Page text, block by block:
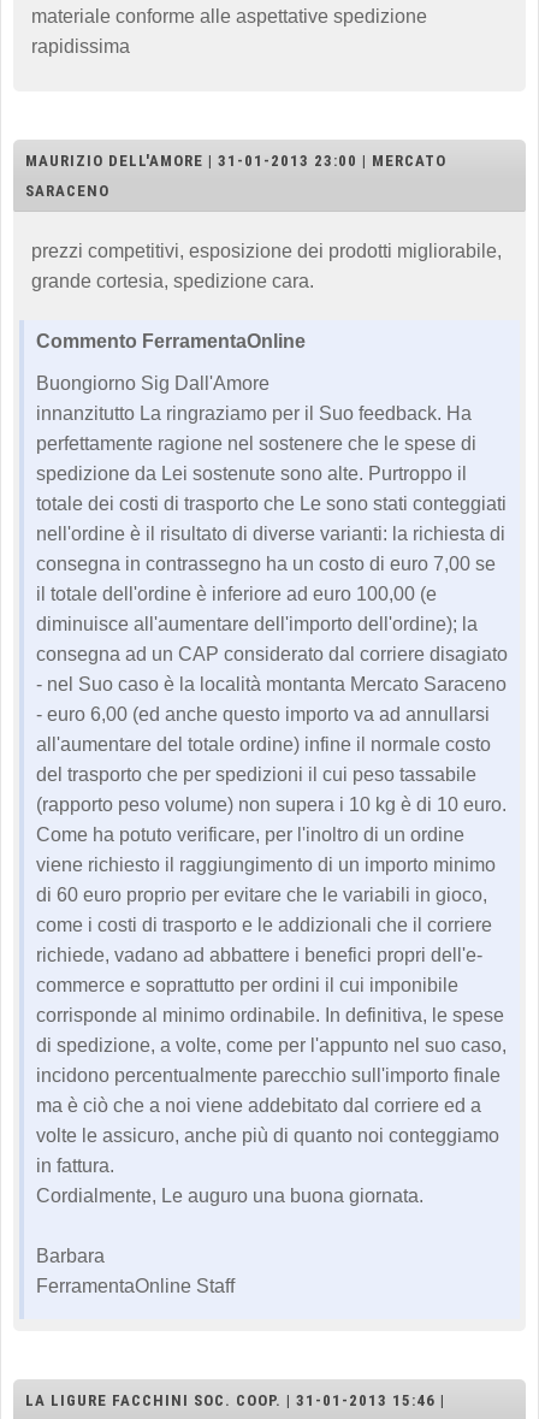
materiale conforme alle aspettative spedizione
rapidissima
MAURIZIO DELL'AMORE | 31-01-2013 23:00 | MERCATO
SARACENO
prezzi competitivi, esposizione dei prodotti migliorabile,
grande cortesia, spedizione cara.
Commento FerramentaOnline
Buongiorno Sig Dall'Amore
innanzitutto La ringraziamo per il Suo feedback. Ha
perfettamente ragione nel sostenere che le spese di
spedizione da Lei sostenute sono alte. Purtroppo il
totale dei costi di trasporto che Le sono stati conteggiati
nell'ordine è il risultato di diverse varianti: la richiesta di
consegna in contrassegno ha un costo di euro 7,00 se
il totale dell'ordine è inferiore ad euro 100,00 (e
diminuisce all'aumentare dell'importo dell'ordine); la
consegna ad un CAP considerato dal corriere disagiato
- nel Suo caso è la località montanta Mercato Saraceno
- euro 6,00 (ed anche questo importo va ad annullarsi
all'aumentare del totale ordine) infine il normale costo
del trasporto che per spedizioni il cui peso tassabile
(rapporto peso volume) non supera i 10 kg è di 10 euro.
Come ha potuto verificare, per l'inoltro di un ordine
viene richiesto il raggiungimento di un importo minimo
di 60 euro proprio per evitare che le variabili in gioco,
come i costi di trasporto e le addizionali che il corriere
richiede, vadano ad abbattere i benefici propri dell'e-
commerce e soprattutto per ordini il cui imponibile
corrisponde al minimo ordinabile. In definitiva, le spese
di spedizione, a volte, come per l'appunto nel suo caso,
incidono percentualmente parecchio sull'importo finale
ma è ciò che a noi viene addebitato dal corriere ed a
volte le assicuro, anche più di quanto noi conteggiamo
in fattura.
Cordialmente, Le auguro una buona giornata.
Barbara
FerramentaOnline Staff
LA LIGURE FACCHINI SOC. COOP. | 31-01-2013 15:46 |